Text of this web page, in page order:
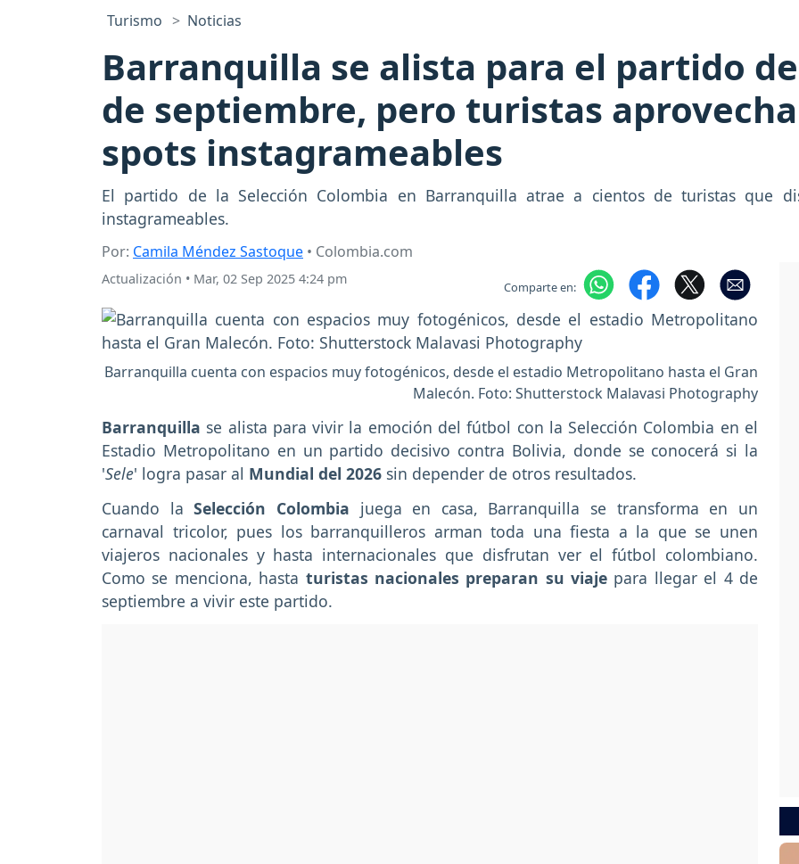
Turismo Noticias
Barranquilla se alista para el partido
de septiembre, pero turistas
spots instagrameables
El partido de la Selección Colombia en Barranquilla atrae a cientos de turistas que
instagrameables.
Por: Camila Méndez Sastoque • Colombia.com
Actualización • Mar, 02 Sep 2025 4:24 pm Comparte en:
Barranquilla cuenta con espacios muy fotogénicos, desde el estadio Metropolitano hasta el Gran
Malecón. Foto: Shutterstock Malavasi Photography
Barranquilla se alista para vivir la emoción del fútbol con la Selección Colombia en el
Estadio Metropolitano en un partido decisivo contra Bolivia, donde se conocerá si la
'Sele' logra pasar al Mundial del 2026 sin depender de otros resultados.
Cuando laSelección Colombia juega en casa, Barranquilla se transforma en un
carnaval tricolor, pues los barranquilleros arman toda una fiesta a la que se unen
viajeros nacionales y hasta internacionales que disfrutan ver el fútbol colombiano.
Como se menciona, hasta turistas nacionales preparan su viaje para llegar el 4 de
septiembre a vivir este partido.